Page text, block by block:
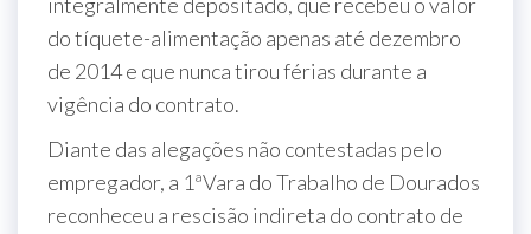
do tíquete-alimentação apenas até dezembro
de 2014 e que nunca tirou férias durante a
vigência do contrato.
Diante das alegações não contestadas pelo
empregador, a 1ªVara do Trabalho de Dourados
reconheceu a rescisão indireta do contrato de